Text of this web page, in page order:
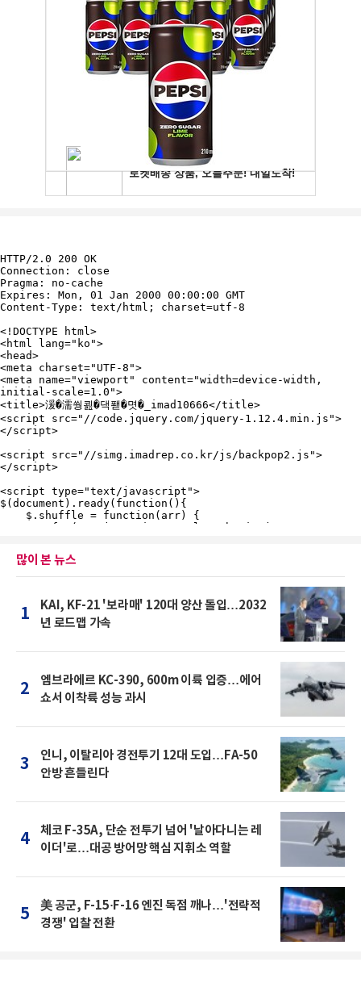
많이 본 뉴스
1
KAI, KF-21 '보라매' 120대 양산 돌입…2032
년 로드맵 가속
2
엠브라에르 KC-390, 600m 이륙 입증…에어
쇼서 이착륙 성능 과시
3
인니, 이탈리아 경전투기 12대 도입…FA-50
안방 흔들린다
4
체코 F-35A, 단순 전투기 넘어 '날아다니는 레
이더'로…대공 방어망 핵심 지휘소 역할
5
美 공군, F-15·F-16 엔진 독점 깨나…'전략적
경쟁' 입찰 전환